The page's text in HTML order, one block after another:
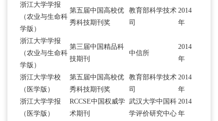
浙江大学学报
（农业与生命科
学版）
第五届中国高校优
秀科技期刊奖
教育部科学技术
司
2014
年
浙江大学学报
（农业与生命科
学版）
第三届中国精品科
技期刊
中信所
2014
年
浙江大学学校
（医学版）
第五届中国高校优
秀科技期刊奖
教育部科学技术
司
2014
年
浙江大学学报
（医学版）
RCCSE中国权威学
术期刊
武汉大学中国科
学评价研究中心
2014
年